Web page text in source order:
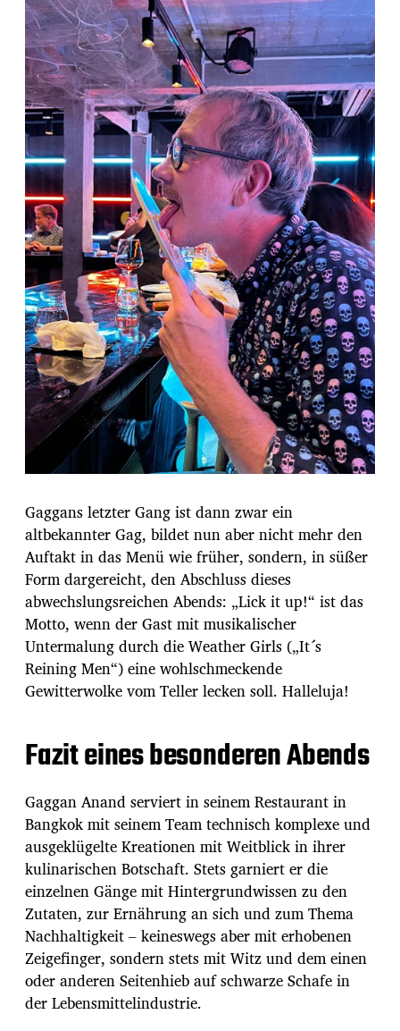
Gaggans letzter Gang ist dann zwar ein
altbekannter Gag, bildet nun aber nicht mehr den
Auftakt in das Menü wie früher, sondern, in süßer
Form dargereicht, den Abschluss dieses
abwechslungsreichen Abends: „Lick it up!“ ist das
Motto, wenn der Gast mit musikalischer
Untermalung durch die Weather Girls („It´s
Reining Men“) eine wohlschmeckende
Gewitterwolke vom Teller lecken soll. Halleluja!
Fazit eines besonderen Abends
Gaggan Anand serviert in seinem Restaurant in
Bangkok mit seinem Team technisch komplexe und
ausgeklügelte Kreationen mit Weitblick in ihrer
kulinarischen Botschaft. Stets garniert er die
einzelnen Gänge mit Hintergrundwissen zu den
Zutaten, zur Ernährung an sich und zum Thema
Nachhaltigkeit – keineswegs aber mit erhobenen
Zeigefinger, sondern stets mit Witz und dem einen
oder anderen Seitenhieb auf schwarze Schafe in
der Lebensmittelindustrie.